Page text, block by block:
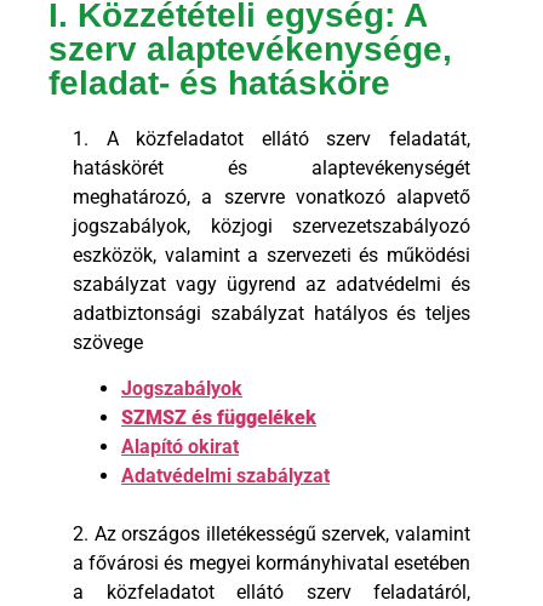
I. Közzétételi egység: A
szerv alaptevékenysége,
feladat- és hatásköre
1. A közfeladatot ellátó szerv feladatát,
hatáskörét és alaptevékenységét
meghatározó, a szervre vonatkozó alapvető
jogszabályok, közjogi szervezetszabályozó
eszközök, valamint a szervezeti és működési
szabályzat vagy ügyrend az adatvédelmi és
adatbiztonsági szabályzat hatályos és teljes
szövege
Jogszabályok
SZMSZ és függelékek
Alapító okirat
Adatvédelmi szabályzat
2. Az országos illetékességű szervek, valamint
a fővárosi és megyei kormányhivatal esetében
a közfeladatot ellátó szerv feladatáról,